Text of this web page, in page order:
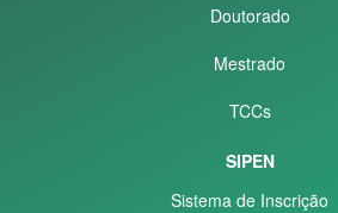
Doutorado
Mestrado
TCCs
SIPEN
Sistema de Inscrição